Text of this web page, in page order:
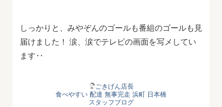
しっかりと、みやぞんのゴールも番組のゴールも見
届けました！ 涙、涙でテレビの画面を写メしてい
ます‥
ごきげん店長
食べやすい 配達 無事完走 浜町 日本橋
スタッフブログ